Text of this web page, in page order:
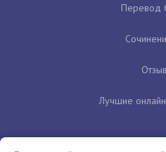
Перевод
Лучшие